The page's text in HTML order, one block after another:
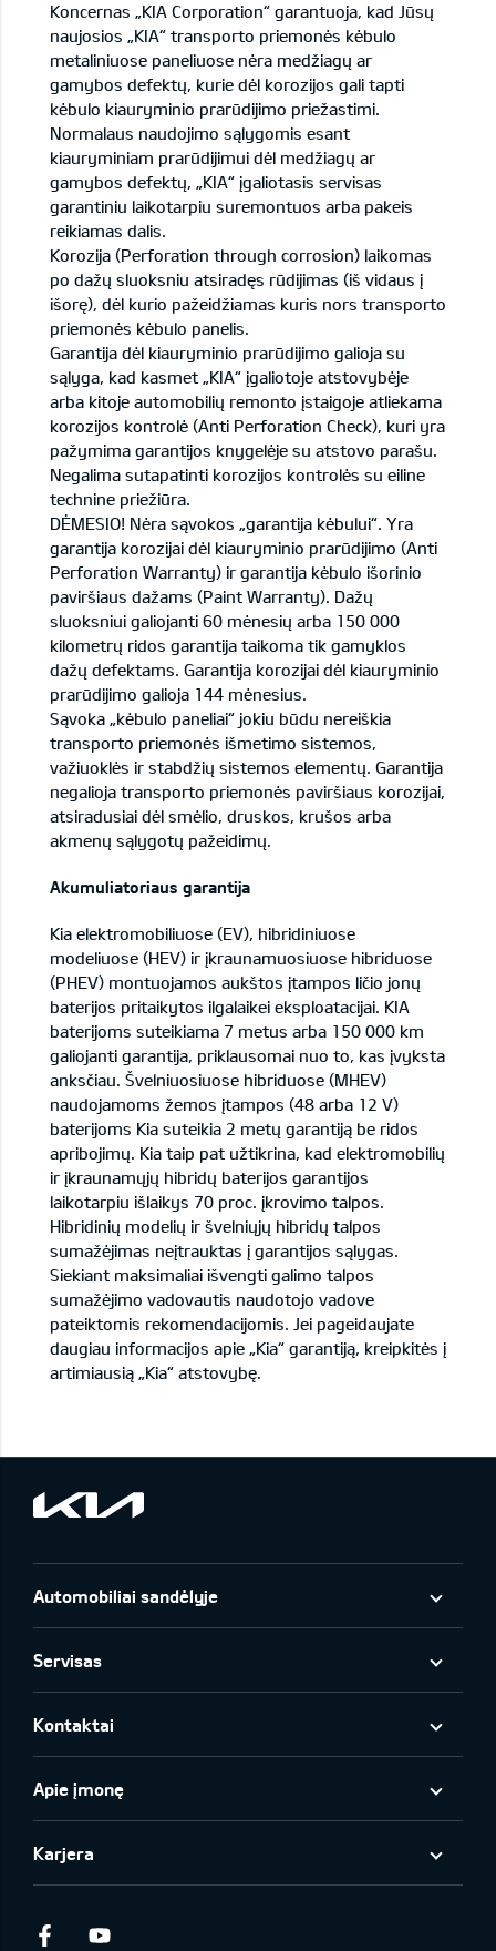
Koncernas „KIA Corporation“ garantuoja, kad Jūsų
naujosios „KIA“ transporto priemonės kėbulo
metaliniuose paneliuose nėra medžiagų ar
gamybos defektų, kurie dėl korozijos gali tapti
kėbulo kiauryminio prarūdijimo priežastimi.
Normalaus naudojimo sąlygomis esant
kiauryminiam prarūdijimui dėl medžiagų ar
gamybos defektų, „KIA“ įgaliotasis servisas
garantiniu laikotarpiu suremontuos arba pakeis
reikiamas dalis.
Korozija (Perforation through corrosion) laikomas
po dažų sluoksniu atsiradęs rūdijimas (iš vidaus į
išorę), dėl kurio pažeidžiamas kuris nors transporto
priemonės kėbulo panelis.
Garantija dėl kiauryminio prarūdijimo galioja su
sąlyga, kad kasmet „KIA“ įgaliotoje atstovybėje
arba kitoje automobilių remonto įstaigoje atliekama
korozijos kontrolė (Anti Perforation Check), kuri yra
pažymima garantijos knygelėje su atstovo parašu.
Negalima sutapatinti korozijos kontrolės su eiline
technine priežiūra.
DĖMESIO! Nėra sąvokos „garantija kėbului“. Yra
garantija korozijai dėl kiauryminio prarūdijimo (Anti
Perforation Warranty) ir garantija kėbulo išorinio
paviršiaus dažams (Paint Warranty). Dažų
sluoksniui galiojanti 60 mėnesių arba 150 000
kilometrų ridos garantija taikoma tik gamyklos
dažų defektams. Garantija korozijai dėl kiauryminio
prarūdijimo galioja 144 mėnesius.
Sąvoka „kėbulo paneliai“ jokiu būdu nereiškia
transporto priemonės išmetimo sistemos,
važiuoklės ir stabdžių sistemos elementų. Garantija
negalioja transporto priemonės paviršiaus korozijai,
atsiradusiai dėl smėlio, druskos, krušos arba
akmenų sąlygotų pažeidimų.
Akumuliatoriaus garantija
Kia elektromobiliuose (EV), hibridiniuose
modeliuose (HEV) ir įkraunamuosiuose hibriduose
(PHEV) montuojamos aukštos įtampos ličio jonų
baterijos pritaikytos ilgalaikei eksploatacijai. KIA
baterijoms suteikiama 7 metus arba 150 000 km
galiojanti garantija, priklausomai nuo to, kas įvyksta
anksčiau. Švelniuosiuose hibriduose (MHEV)
naudojamoms žemos įtampos (48 arba 12 V)
baterijoms Kia suteikia 2 metų garantiją be ridos
apribojimų. Kia taip pat užtikrina, kad elektromobilių
ir įkraunamųjų hibridų baterijos garantijos
laikotarpiu išlaikys 70 proc. įkrovimo talpos.
Hibridinių modelių ir švelniųjų hibridų talpos
sumažėjimas neįtrauktas į garantijos sąlygas.
Siekiant maksimaliai išvengti galimo talpos
sumažėjimo vadovautis naudotojo vadove
pateiktomis rekomendacijomis. Jei pageidaujate
daugiau informacijos apie „Kia“ garantiją, kreipkitės į
artimiausią „Kia“ atstovybę.
Automobiliai sandėlyje
Servisas
Kontaktai
Apie įmonę
Karjera
Facebook